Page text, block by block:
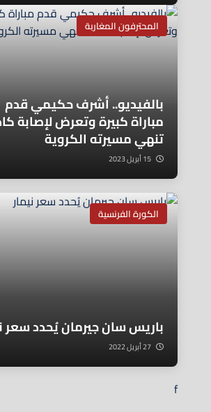
المحترفون المغاربة
بالفيديو.. أشرف حكيمي قدم
مباراة كبيرة وتعرض لإصابة
تنهي مسيرته الكروية
الكورة الفرنسية
باريس سان جيرمان يُحدد سعر
f